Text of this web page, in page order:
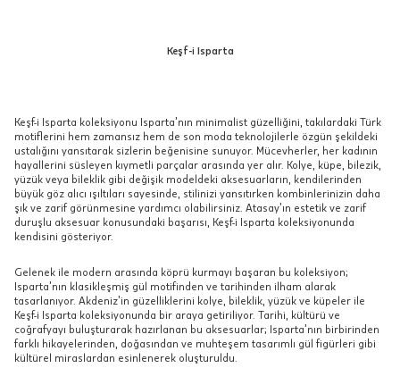
Keşf-i Isparta
Keşf-i Isparta koleksiyonu Isparta’nın minimalist güzelliğini, takılardaki Türk
motiflerini hem zamansız hem de son moda teknolojilerle özgün şekildeki
ustalığını yansıtarak sizlerin beğenisine sunuyor. Mücevherler, her kadının
hayallerini süsleyen kıymetli parçalar arasında yer alır. Kolye, küpe, bilezik,
yüzük veya bileklik gibi değişik modeldeki aksesuarların, kendilerinden
büyük göz alıcı ışıltıları sayesinde, stilinizi yansıtırken kombinlerinizin daha
şık ve zarif görünmesine yardımcı olabilirsiniz. Atasay’ın estetik ve zarif
duruşlu aksesuar konusundaki başarısı, Keşf-i Isparta koleksiyonunda
kendisini gösteriyor.
Gelenek ile modern arasında köprü kurmayı başaran bu koleksiyon;
Isparta’nın klasikleşmiş gül motifinden ve tarihinden ilham alarak
tasarlanıyor. Akdeniz’in güzelliklerini kolye, bileklik, yüzük ve küpeler ile
Keşf-i Isparta koleksiyonunda bir araya getiriliyor. Tarihi, kültürü ve
coğrafyayı buluşturarak hazırlanan bu aksesuarlar; Isparta’nın birbirinden
farklı hikayelerinden, doğasından ve muhteşem tasarımlı gül figürleri gibi
kültürel miraslardan esinlenerek oluşturuldu.